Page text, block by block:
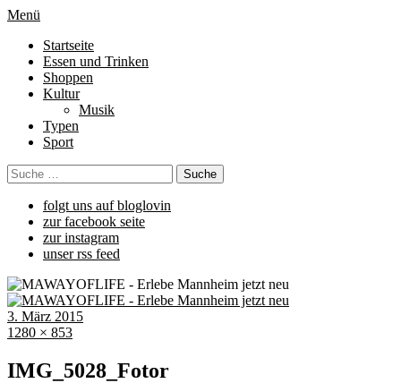
Menü
Startseite
Essen und Trinken
Shoppen
Kultur
Musik
Typen
Sport
folgt uns auf bloglovin
zur facebook seite
zur instagram
unser rss feed
3. März 2015
1280 × 853
IMG_5028_Fotor